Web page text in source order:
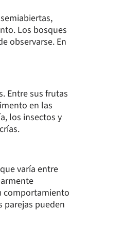
Los bosques
observarse. En
Entre sus frutas
en las
los insectos y
varía entre
comportamiento
parejas pueden